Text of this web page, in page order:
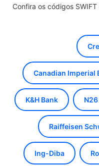
Confira os códigos
Canadian Imperial
K&H Bank
Raiffeisen
Ing-Diba